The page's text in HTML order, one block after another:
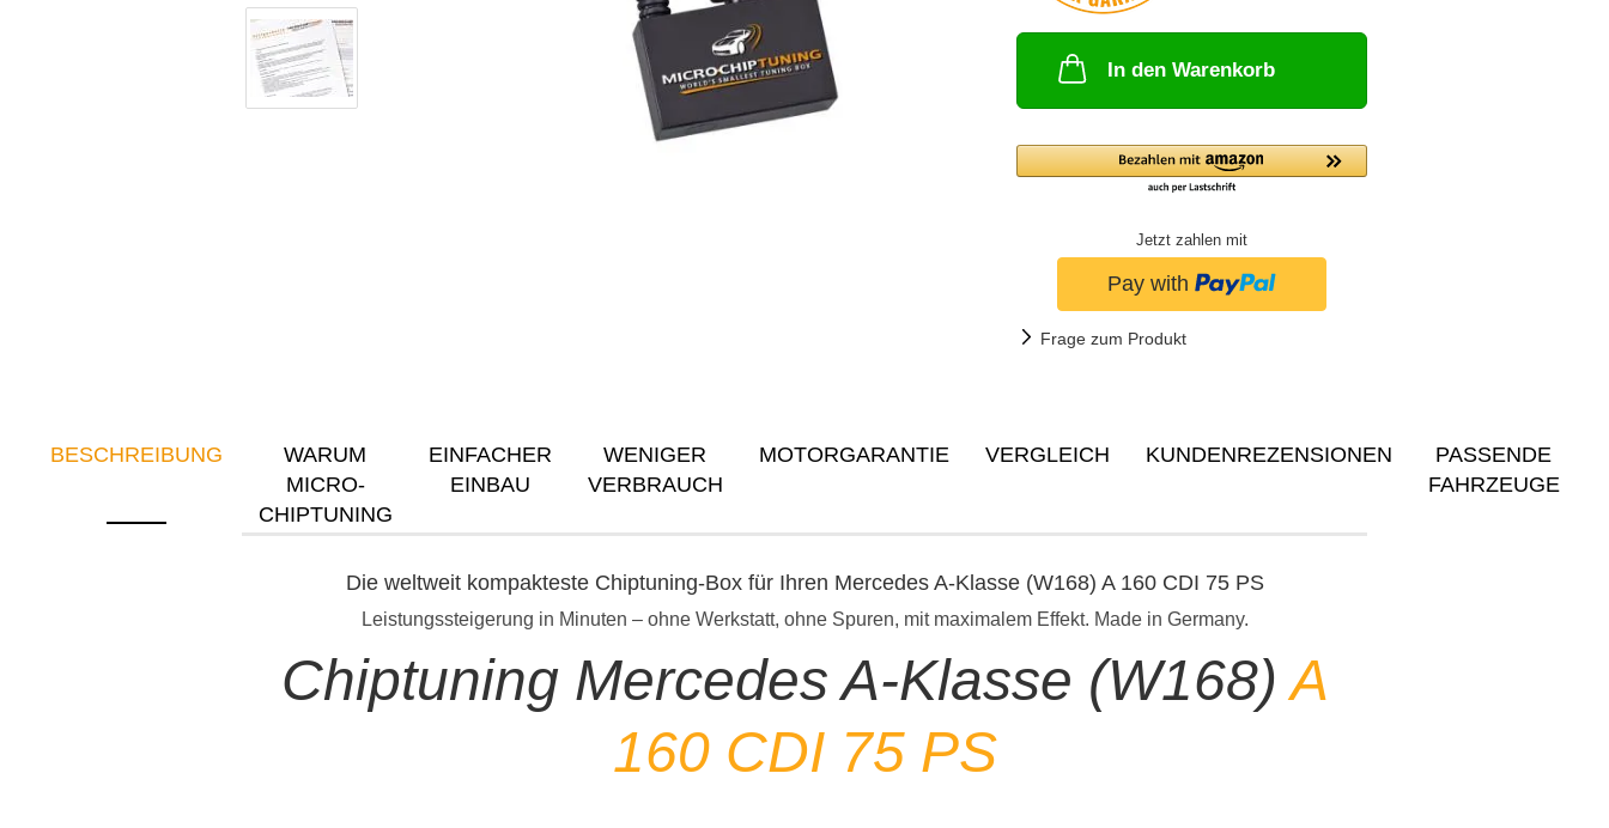
In den Warenkorb
Jetzt zahlen mit
Frage zum Produkt
BESCHREIBUNG
WARUM
MICRO-
CHIPTUNING
EINFACHER
EINBAU
WENIGER
VERBRAUCH
MOTORGARANTIE VERGLEICH KUNDENREZENSIONEN
PASSENDE
FAHRZEUGE
Die weltweit kompakteste Chiptuning-Box für Ihren Mercedes A-Klasse (W168) A 160 CDI 75 PS
Leistungssteigerung in Minuten – ohne Werkstatt, ohne Spuren, mit maximalem Effekt. Made in Germany.
Chiptuning Mercedes A-Klasse (W168)A
160 CDI 75 PS